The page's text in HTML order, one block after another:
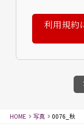
・掲載時は
載してくだ
「©山代温
温泉観光協
【完成物の
丁目70番地
4．禁止事項
・画像素材
造・販売（
反する行為
・迷惑メー
画像使用に
利用規約
HOME 写真 0076_秋